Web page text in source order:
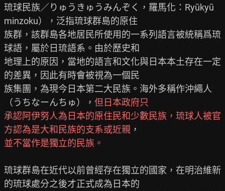
琉球民族／りゅうきゅうみんぞく，羅馬化：Ryūkyū
minzoku），泛指琉球群島的原住
族群，該群島各地居民所使用的一系列語言被統稱爲琉
球語，屬於日琉語系。由於歷史和
地理上的原因，當地的語言和文化與日本本土存在一定
的差異，因此有時會被視為一個民
族集團，為現今日本第二大民族。海外多稱作沖繩人
（うちなーんちゅ）， 但日本政府只
承認阿伊努人為日本的原住民和少數民族，琉球人被官
方認為是大和民族的支系或近親
並不當作是獨立的民族。
琉球群島在近代以前曾經存在獨立的國家，在明治維新
的琉球處分之後才正式成為日本的